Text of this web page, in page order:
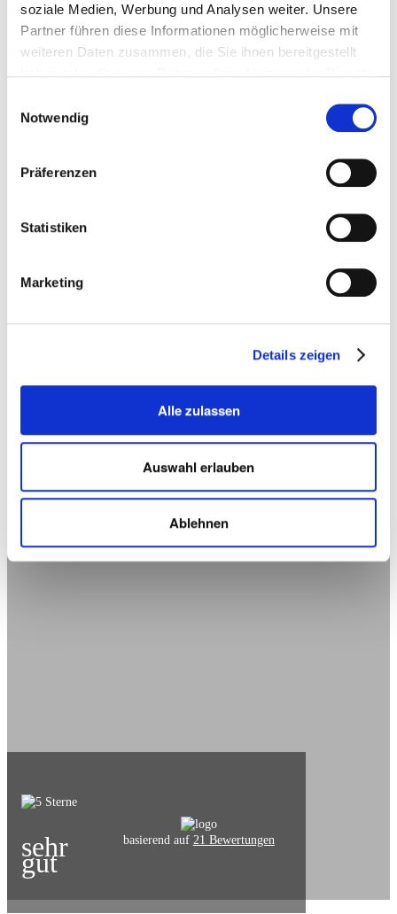
soziale Medien, Werbung und Analysen weiter. Unsere
Partner führen diese Informationen möglicherweise mit
weiteren Daten zusammen, die Sie ihnen bereitgestellt
Notwendig
Präferenzen
Statistiken
Marketing
Details zeigen
Alle zulassen
Auswahl erlauben
Ablehnen
sehr
gut
basierend auf 21 Bewertungen